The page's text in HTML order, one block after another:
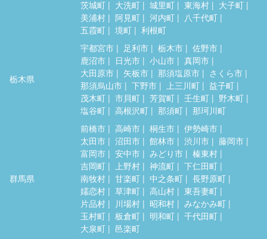
茨城町
大洗町 城里町 東海村
大子町
美浦村
阿見町 河内町
八千代町
五霞町
境町 利根町
栃木県
宇都宮市 足利市 栃木市
佐野市
鹿沼市
日光市 小山市
真岡市
大田原市
矢板市 那須塩原市
さくら市
那須烏山市
下野市 上三川町
益子町
茂木町
市貝町 芳賀町 壬生町
野木町
塩谷町
高根沢町 那須町 那珂川町
群馬県
前橋市 高崎市 桐生市
伊勢崎市
太田市
沼田市 館林市 渋川市
藤岡市
富岡市
安中市 みどり市
榛東村
吉岡町
上野村 神流町
下仁田町
南牧村
甘楽町 中之条町
長野原町
嬬恋村
草津町 高山村
東吾妻町
片品村
川場村 昭和村
みなかみ町
玉村町
板倉町 明和町
千代田町
大泉町
邑楽町